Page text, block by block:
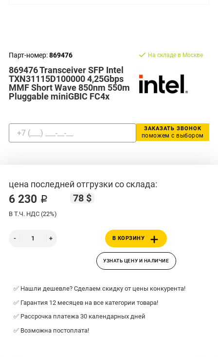
Парт-номер:869476
869476 Transceiver SFP Intel
TXN31115D100000 4,25Gbps
MMF Short Wave 850nm 550m
Pluggable miniGBIC FC4x
На складе в Москве
ЗАКАЗАТЬ ЗВОНОК
поможем с выбором
цена последней отгрузки со склада:
6 230 ₽ 78 $
В Т.Ч. НДС (22%)
В КОРЗИНУ
УЗНАТЬ ЦЕНУ И НАЛИЧИЕ
✅ Нашли дешевле? Сделаем скидку от цены конкурента!
✅ Гарантия 12 месяцев на все категории товара!
✅ Рассрочка платежа 30 календарных дней
✅ Возможна постоплата!